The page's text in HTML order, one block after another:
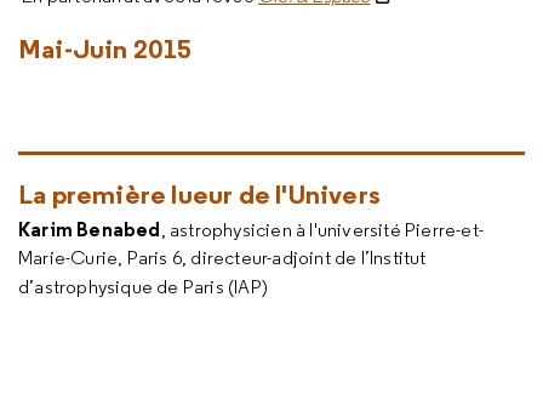
Mai-Juin 2015
La première lueur de l'Univers
Karim Benabed, astrophysicien à l'université Pierre-et-
Marie-Curie, Paris 6, directeur-adjoint de l’Institut
d’astrophysique de Paris (IAP)